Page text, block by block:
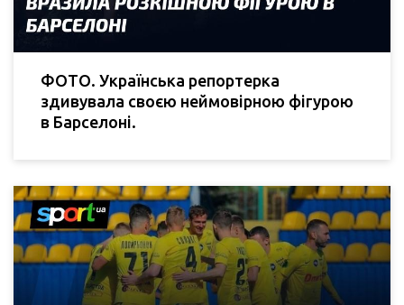
ФОТО. Українська репортерка
здивувала своєю неймовірною фігурою
в Барселоні.